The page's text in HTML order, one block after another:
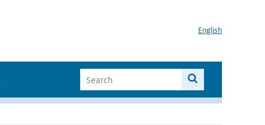
English